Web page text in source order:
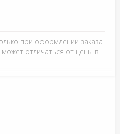
при оформлении заказа
отличаться от цены в